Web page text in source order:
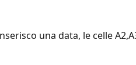
una data, le celle